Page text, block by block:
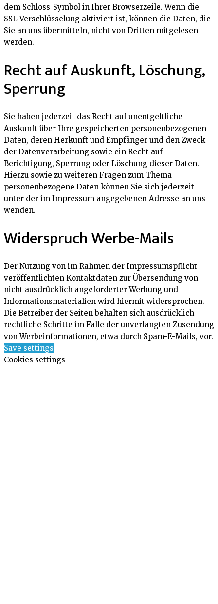
dem Schloss-Symbol in Ihrer Browserzeile. Wenn die
SSL Verschlüsselung aktiviert ist, können die Daten, die
Sie an uns übermitteln, nicht von Dritten mitgelesen
werden.
Recht auf Auskunft, Löschung,
Sperrung
Sie haben jederzeit das Recht auf unentgeltliche
Auskunft über Ihre gespeicherten personenbezogenen
Daten, deren Herkunft und Empfänger und den Zweck
der Datenverarbeitung sowie ein Recht auf
Berichtigung, Sperrung oder Löschung dieser Daten.
Hierzu sowie zu weiteren Fragen zum Thema
personenbezogene Daten können Sie sich jederzeit
unter der im Impressum angegebenen Adresse an uns
wenden.
Widerspruch Werbe-Mails
Der Nutzung von im Rahmen der Impressumspflicht
veröffentlichten Kontaktdaten zur Übersendung von
nicht ausdrücklich angeforderter Werbung und
Informationsmaterialien wird hiermit widersprochen.
Die Betreiber der Seiten behalten sich ausdrücklich
rechtliche Schritte im Falle der unverlangten Zusendung
von Werbeinformationen, etwa durch Spam-E-Mails, vor.
Save settings
Cookies settings